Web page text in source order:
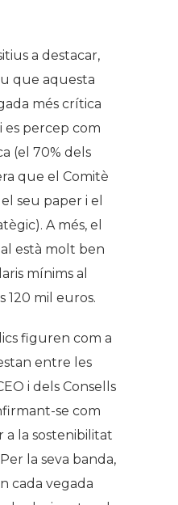
a destacar,
que aquesta
més crítica
es percep com
(el 70% dels
que el Comitè
seu paper i el
A més, el
està molt ben
mínims al
120 mil euros.
figuren com a
entre les
i dels Consells
se com
la sostenibilitat
la seva banda,
cada vegada